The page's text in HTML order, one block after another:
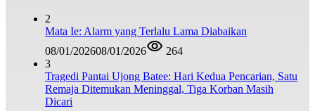
2
Mata Ie: Alarm yang Terlalu Lama Diabaikan
08/01/202608/01/2026
264
3
Tragedi Pantai Ujong Batee: Hari Kedua Pencarian, Satu
Remaja Ditemukan Meninggal, Tiga Korban Masih
Dicari